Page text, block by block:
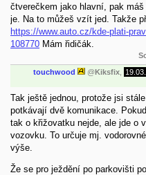
čtverečkem jako hlavní, pak
je. Na to můžeš vzít jed. Takže
https://www.auto.cz/kde-plati-
108770 Mám řidičák.
touchwood @ Kiksfix
Tak ještě jednou, protože jsi
potkávají dvě komunikace.
tak o křižovatku nejde, ale jde o
vozovku. To určuje mj.
výše.
Že se pro ježdění po parkovišti